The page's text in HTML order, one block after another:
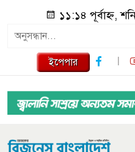
১১:১৪ পূর্বাহ্ন,
ইপেপার